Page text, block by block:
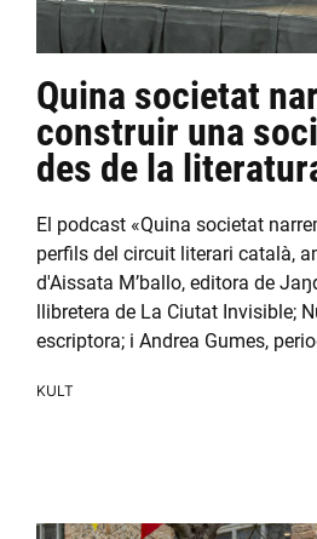
Quina societat
construir una
des de la
El podcast «Quina societat
perfils del circuit literari català,
d'Aissata M’ballo, editora de
llibretera de La Ciutat Invisible;
escriptora; i Andrea Gumes,
KULT